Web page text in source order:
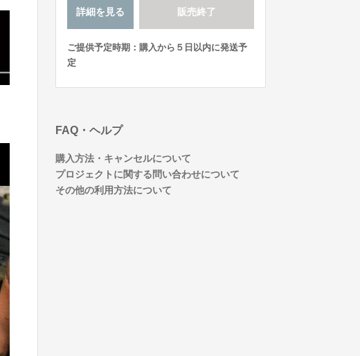
詳細を見る 販売終了
ご提供予定時期：購入から５日以内に発送予
定
FAQ・ヘルプ
購入方法・キャンセルについて
プロジェクトに関する問い合わせについて
その他の利用方法について